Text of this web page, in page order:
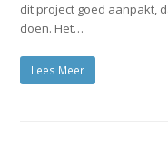
dit project goed aanpakt,
doen. Het…
Lees Meer